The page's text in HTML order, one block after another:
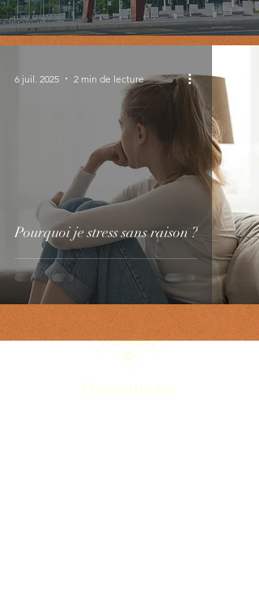
Pourquoi je stress sans raison ?
6 juil. 2025 2 min de lecture
Me contacter